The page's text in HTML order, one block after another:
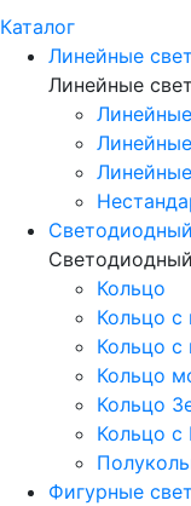
Каталог
Линейные
Линейные
Кольцо
Кольцо с
Кольцо с
Кольцо
Кольцо
Кольцо с
Фигурные